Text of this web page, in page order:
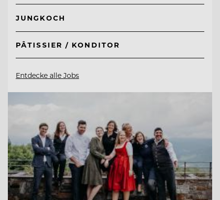
JUNGKOCH
PÂTISSIER / KONDITOR
Entdecke alle Jobs